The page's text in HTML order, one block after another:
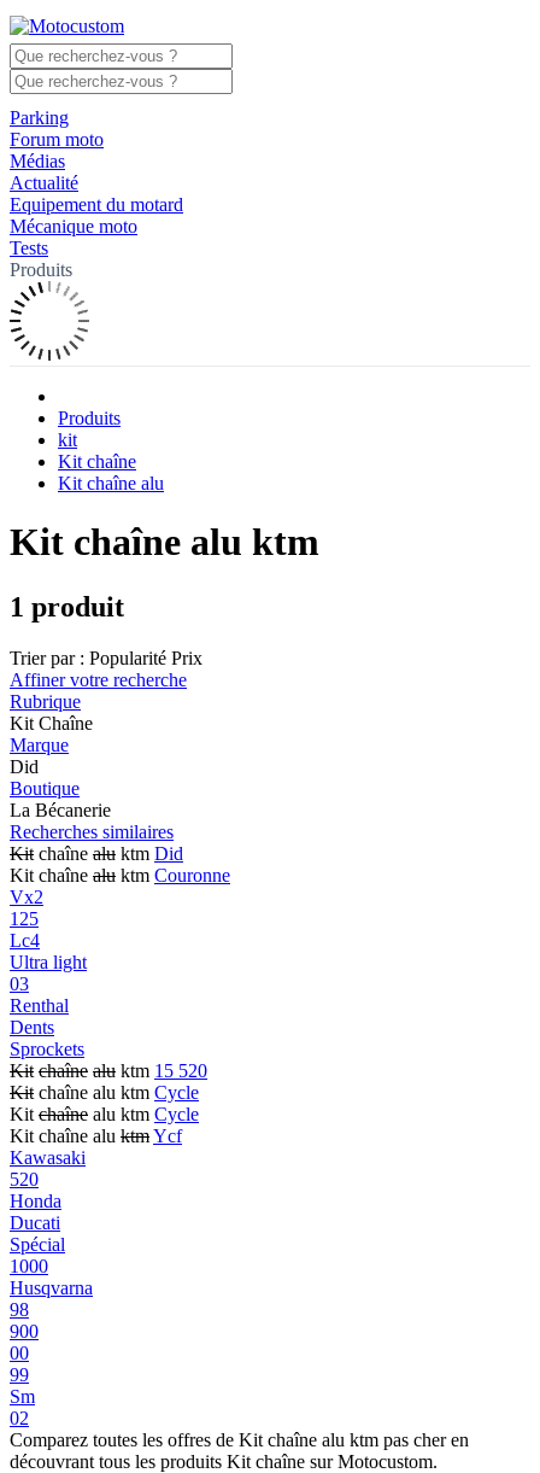
Parking
Forum moto
Médias
Actualité
Equipement du motard
Mécanique moto
Tests
Produits
Produits
kit
Kit chaîne
Kit chaîne alu
Kit chaîne alu ktm
1 produit
Trier par : Popularité Prix
Affiner votre recherche
Rubrique
Kit Chaîne
Marque
Did
Boutique
La Bécanerie
Recherches similaires
Kit chaîne alu ktm Did
Kit chaîne alu ktm Couronne
Vx2
125
Lc4
Ultra light
03
Renthal
Dents
Sprockets
Kit chaîne alu ktm 15 520
Kit chaîne alu ktm Cycle
Kit chaîne alu ktm Cycle
Kit chaîne alu ktmYcf
Kawasaki
520
Honda
Ducati
Spécial
1000
Husqvarna
98
900
00
99
Sm
02
Comparez toutes les offres de Kit chaîne alu ktm pas cher en
découvrant tous les produits Kit chaîne sur Motocustom.